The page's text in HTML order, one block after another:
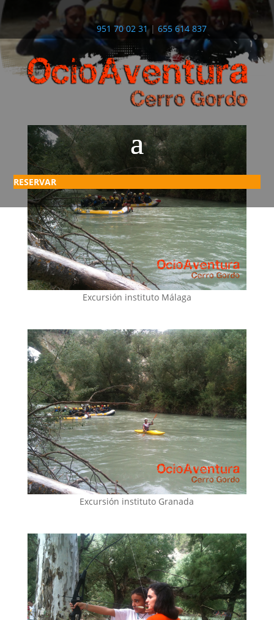
951 70 02 31| 655 614 837
RESERVAR
Excursión instituto Málaga
Excursión instituto Granada